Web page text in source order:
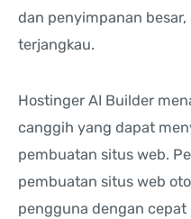
dan penyimpanan
terjangkau.
Hostinger AI Builder
canggih yang dapat
pembuatan situs web.
pembuatan situs web
pengguna dengan